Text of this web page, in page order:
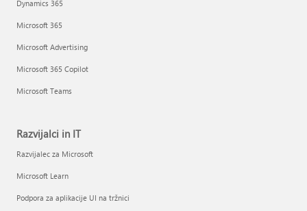
Dynamics 365
Microsoft 365
Microsoft Advertising
Microsoft 365 Copilot
Microsoft Teams
Razvijalci in IT
Razvijalec za Microsoft
Microsoft Learn
Podpora za aplikacije UI na tržnici